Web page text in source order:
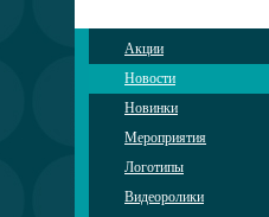
Акции
Новости
Новинки
Мероприятия
Логотипы
Видеоролики